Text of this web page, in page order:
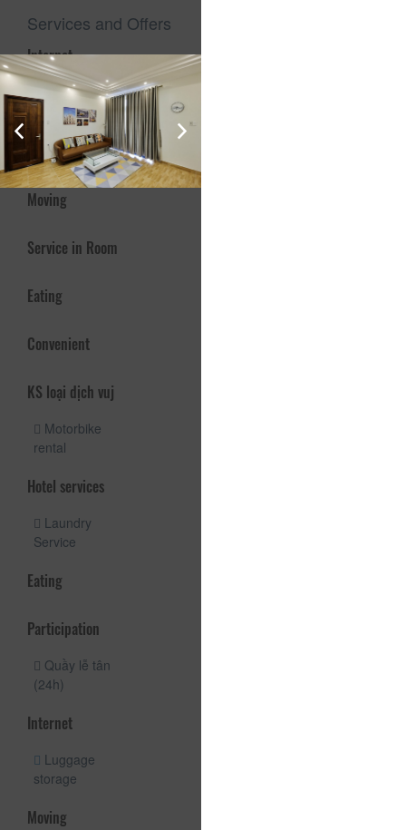
Services and Offers
Internet
Activity and relaxing
Participation
Moving
Service in Room
Eating
Convenient
KS loại dịch vuj
Motorbike
rental
Hotel services
Laundry
Service
Eating
Participation
Quầy lễ tân
(24h)
Internet
Luggage
storage
Moving